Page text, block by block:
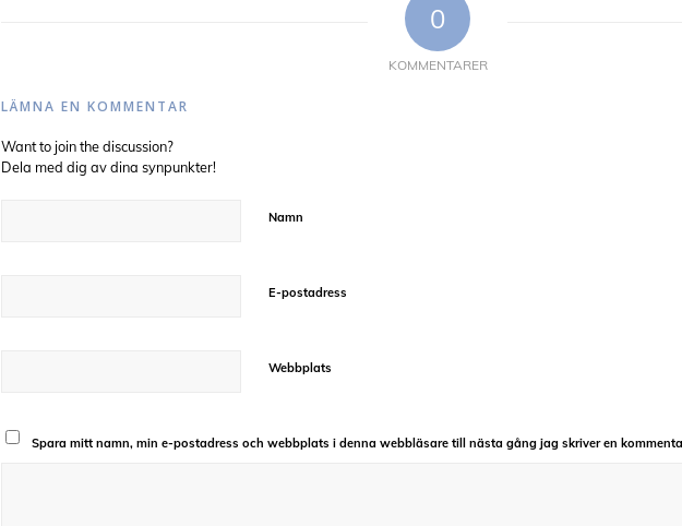
0
KOMMENTARER
LÄMNA EN KOMMENTAR
Want to join the discussion?
Dela med dig av dina synpunkter!
Namn
E-postadress
Webbplats
Spara mitt namn, min e-postadress och webbplats i denna webbläsare till nästa gång jag skriver en